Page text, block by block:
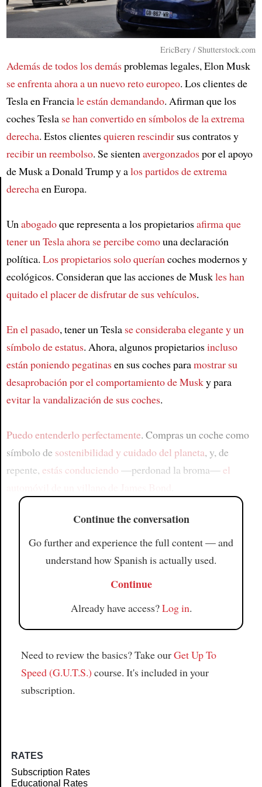
EricBery / Shutterstock.com
Además de todos los demásproblemas legales, Elon Musk
se enfrenta ahora a un nuevo reto europeo. Los clientes de
Tesla en Franciale están demandando. Afirman que los
coches Tesla se han convertido en símbolos de la extrema
derecha. Estos clientesquieren rescindirsus contratos y
recibir un reembolso. Se sientenavergonzadospor el apoyo
de Musk a Donald Trump y alos partidos de extrema
derechaen Europa.
Unabogadoque representa a los propietariosafirma que
tener un Tesla ahora se percibe comouna declaración
política. Los propietarios solo queríancoches modernos y
ecológicos. Consideran que las acciones de Muskles han
quitado el placer de disfrutar de sus vehículos.
En el pasado, tener un Tesla se consideraba elegante y un
símbolo de estatus. Ahora, algunos propietariosincluso
están poniendo pegatinasen sus coches paramostrar su
desaprobación por el comportamiento de Musky para
evitar la vandalización de sus coches.
Puedo entenderlo perfectamente. Compras un coche como
símbolo de sostenibilidad y cuidado del planeta, y, de
repente, estás conduciendo —perdonad la broma— el
Continue the conversation
Go further and experience the full content — and
understand how Spanish is actually used.
Continue
Already have access?Log in.
Need to review the basics? Take ourGet Up To
Speed (G.U.T.S.) course. It's included in your
subscription.
RATES
Subscription Rates
Educational Rates